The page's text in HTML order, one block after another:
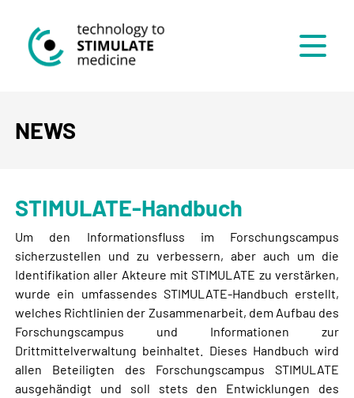
Menü
NEWS
STIMULATE-Handbuch
Um den Informationsfluss im Forschungscampus
sicherzustellen und zu verbessern, aber auch um die
Identifikation aller Akteure mit STIMULATE zu verstärken,
wurde ein umfassendes STIMULATE-Handbuch erstellt,
welches Richtlinien der Zusammenarbeit, dem Aufbau des
Forschungscampus und Informationen zur
Drittmittelverwaltung beinhaltet. Dieses Handbuch wird
allen Beteiligten des Forschungscampus STIMULATE
ausgehändigt und soll stets den Entwicklungen des